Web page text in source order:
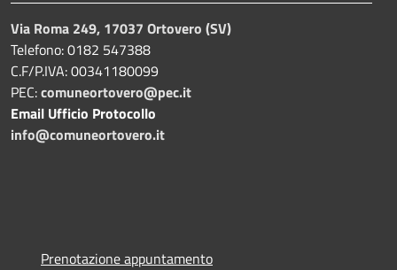
Via Roma 249, 17037 Ortovero (SV)
Telefono: 0182 547388
C.F/P.IVA: 00341180099
PEC:comuneortovero@pec.it
Email Ufficio Protocollo
info@comuneortovero.it
Prenotazione appuntamento